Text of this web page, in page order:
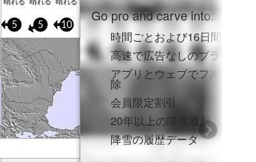
5 5 10
Go pro and carve into:
時間ごとおよび16日間の降
高速で広告なしのブラウジン
アプリとウェブでフルアク
除
会員限定割引
20年以上の降雪履歴
降雪の履歴データ